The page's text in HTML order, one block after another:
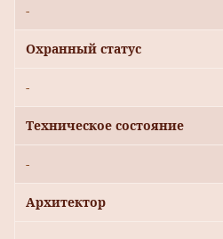
-
Охранный статус
-
Техническое состояние
-
Архитектор